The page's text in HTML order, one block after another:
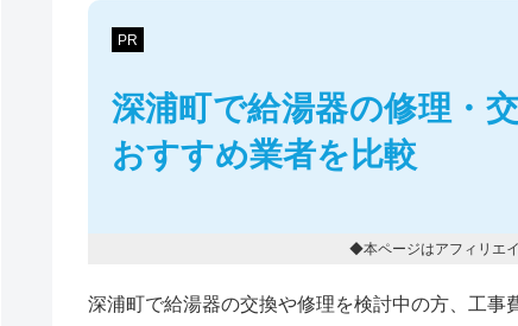
PR
深浦町で給湯器の修理・
おすすめ業者を比較
◆本ページはアフィリエ
深浦町で給湯器の交換や修理を検討中の方、工